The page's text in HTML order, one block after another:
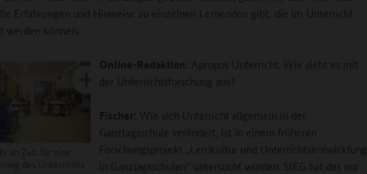
Erfahrungen und Hinweise zu einzelnen Lernenden gibt, die im Unterricht
werden können.
Online-Redaktion: Apropos Unterricht. Wie sieht es mit
der Unterrichtsforschung aus?
Fischer: Wie sich Unterricht allgemein in der
Ganztagsschule verändert, ist in einem früheren
Forschungsprojekt „Lernkultur und Unterrichtsentwicklung
in Ganztagsschulen“ untersucht worden. StEG hat das nur